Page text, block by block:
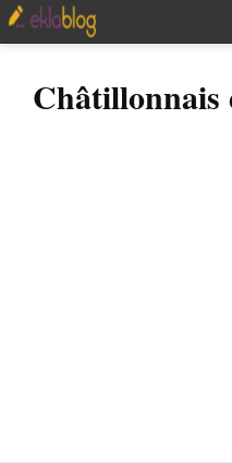
Châtillonnais